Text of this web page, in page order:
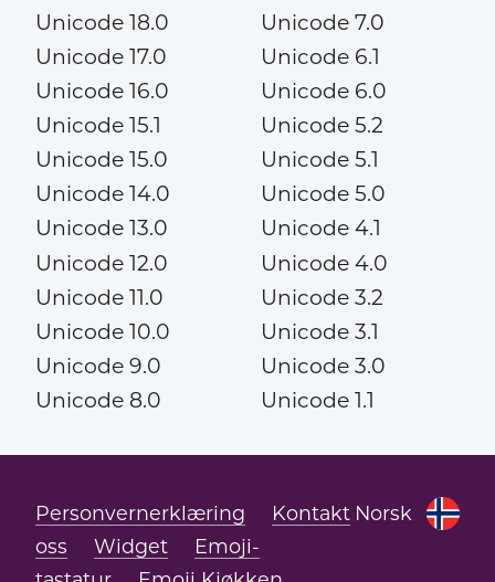
Unicode 18.0
Unicode 17.0
Unicode 16.0
Unicode 15.1
Unicode 15.0
Unicode 14.0
Unicode 13.0
Unicode 12.0
Unicode 11.0
Unicode 10.0
Unicode 9.0
Unicode 8.0
Unicode 7.0
Unicode 6.1
Unicode 6.0
Unicode 5.2
Unicode 5.1
Unicode 5.0
Unicode 4.1
Unicode 4.0
Unicode 3.2
Unicode 3.1
Unicode 3.0
Unicode 1.1
Norsk
Personvernerklæring
Kontakt
oss
Widget
Emoji-